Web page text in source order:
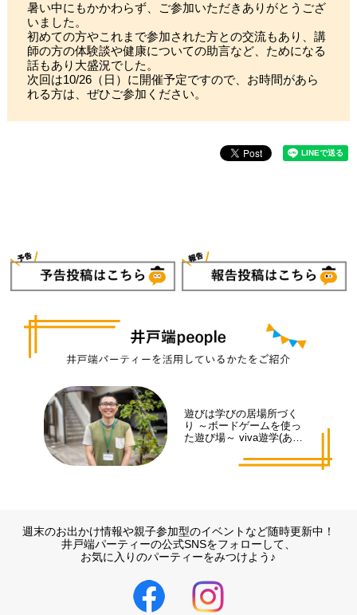
暑い中にもかかわらず、ご参加いただきありがとうござ
いました。
初めての方やこれまで参加された方との交流もあり、講
師の方の体験談や健康についての助言など、ためになる
話もあり大盛況でした。
次回は10/26（日）に開催予定ですので、お時間があら
れる方は、ぜひご参加ください。
遊びは学びの居場所づく
り ～ボードゲームを使っ
た遊び場～ viva遊学(あそ
週末のお出かけ情報や親子参加型のイベントなど随時更新中！
井戸端パーティーの公式SNSをフォローして、
お気に入りのパーティーをみつけよう♪